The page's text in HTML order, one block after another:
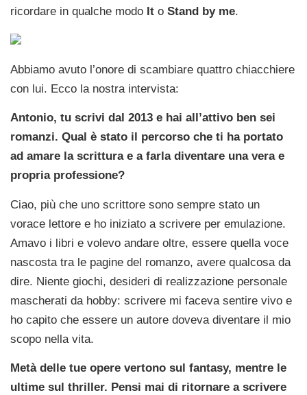
ricordare in qualche modo It o Stand by me.
Abbiamo avuto l’onore di scambiare quattro chiacchiere
con lui. Ecco la nostra intervista:
Antonio, tu scrivi dal 2013 e hai all’attivo ben sei
romanzi. Qual è stato il percorso che ti ha portato
ad amare la scrittura e a farla diventare una vera e
propria professione?
Ciao, più che uno scrittore sono sempre stato un
vorace lettore e ho iniziato a scrivere per emulazione.
Amavo i libri e volevo andare oltre, essere quella voce
nascosta tra le pagine del romanzo, avere qualcosa da
dire. Niente giochi, desideri di realizzazione personale
mascherati da hobby: scrivere mi faceva sentire vivo e
ho capito che essere un autore doveva diventare il mio
scopo nella vita.
Metà delle tue opere vertono sul fantasy, mentre le
ultime sul thriller. Pensi mai di ritornare a scrivere